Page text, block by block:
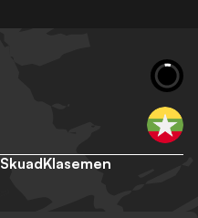
SkuadKlasemen